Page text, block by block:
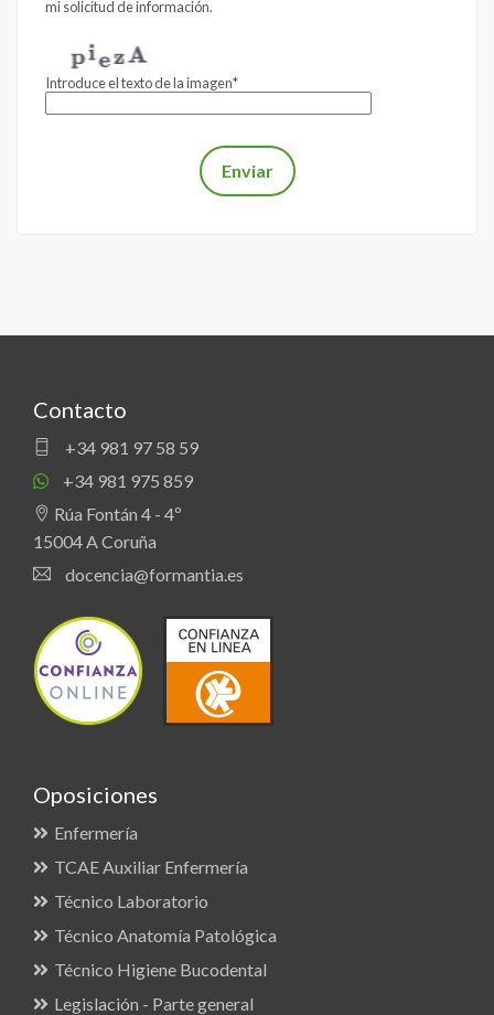
vigente.
mi solicitud de información.
Introduce el texto de la imagen*
Contacto
+34 981 97 58 59
+34 981 975 859
Rúa Fontán 4 - 4º
15004 A Coruña
docencia@formantia.es
Oposiciones
Enfermería
TCAE Auxiliar Enfermería
Técnico Laboratorio
Técnico Anatomía Patológica
Técnico Higiene Bucodental
Legislación - Parte general